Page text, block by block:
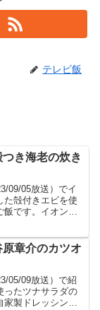
テレビ飯
つき海老の炊き
09/05放送）でイ
た殻付きエビを使
です。イオンス
原章介のカツオ
05/09放送）で紹
ったツナサラダの
製ドレッシング